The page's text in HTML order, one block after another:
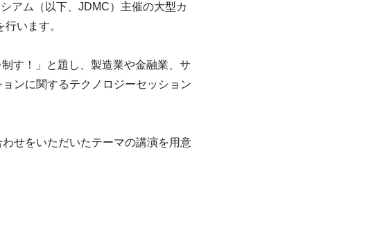
アム（以下、JDMC）主催の大型カ
います。
す！」と題し、製造業や金融業、サ
ンに関するテクノロジーセッション
せをいただいたテーマの講演を用意